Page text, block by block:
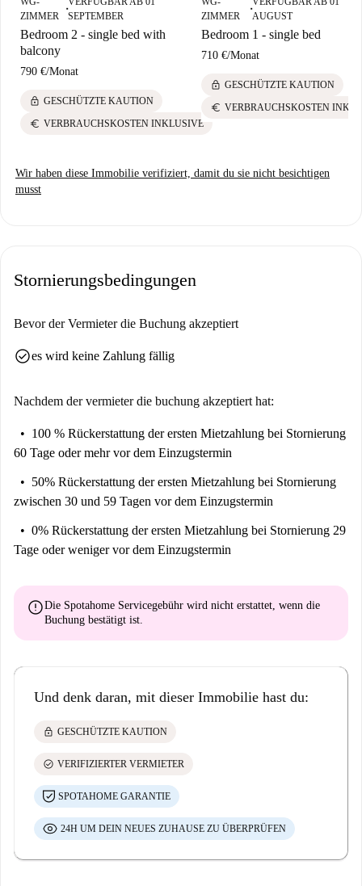
ZIMMER
■
SEPTEMBER
Bedroom 2 - single bed with
balcony
790 €/Monat
lock GESCHÜTZTE KAUTION
euro VERBRAUCHSKOSTEN INKLUSIVE
ZIMMER
■
AUGUST
Bedroom 1 - single bed
710 €/Monat
lock GESCHÜTZTE KAUTION
euro VERBRAUCHSKOSTEN
Wir haben diese Immobilie verifiziert, damit du sie nicht besichtigen
musst
Stornierungsbedingungen
Bevor der Vermieter die Buchung akzeptiert
check_circlees wird keine Zahlung fällig
Nachdem der vermieter die buchung akzeptiert hat:
100 % Rückerstattung der ersten Mietzahlung bei Stornierung
60 Tage oder mehr vor dem Einzugstermin
50% Rückerstattung der ersten Mietzahlung bei Stornierung
zwischen 30 und 59 Tagen vor dem Einzugstermin
0% Rückerstattung der ersten Mietzahlung bei Stornierung 29
Tage oder weniger vor dem Einzugstermin
errorDie Spotahome Servicegebühr wird nicht erstattet , wenn die
Buchung bestätigt ist.
Und denk daran, mit dieser Immobilie hast du:
lock GESCHÜTZTE KAUTION
check_circle VERIFIZIERTER VERMIETER
SPOTAHOME GARANTIE
24H UM DEIN NEUES ZUHAUSE ZU ÜBERPRÜFEN